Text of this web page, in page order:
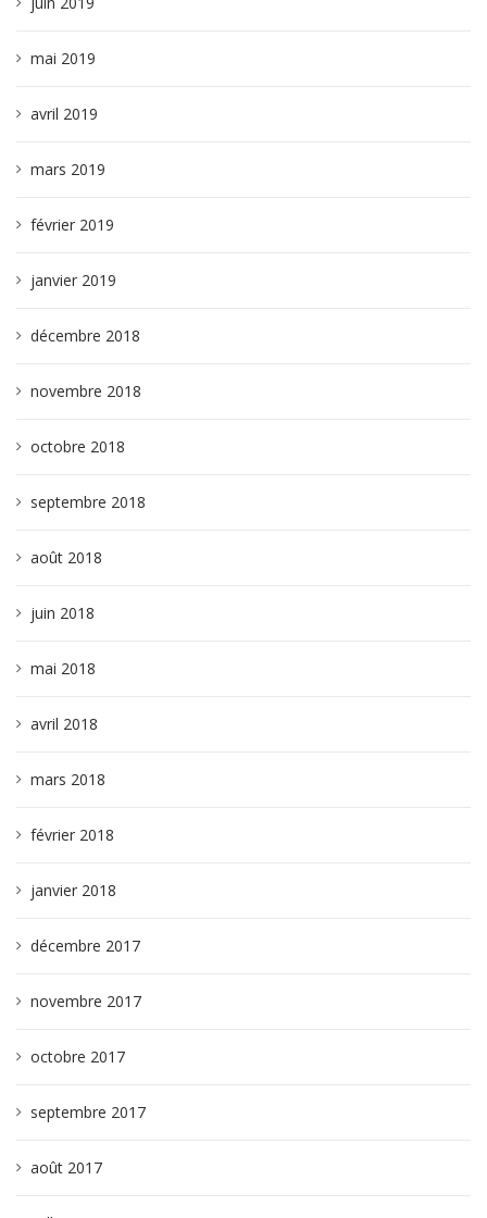
mai 2019
avril 2019
mars 2019
février 2019
janvier 2019
décembre 2018
novembre 2018
octobre 2018
septembre 2018
août 2018
juin 2018
mai 2018
avril 2018
mars 2018
février 2018
janvier 2018
décembre 2017
novembre 2017
octobre 2017
septembre 2017
août 2017